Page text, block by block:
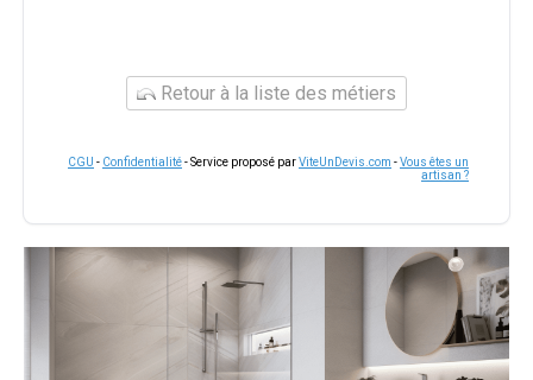
Retour à la liste des métiers
CGU - Confidentialité- Service proposé parViteUnDevis.com -Vous êtes un
artisan ?